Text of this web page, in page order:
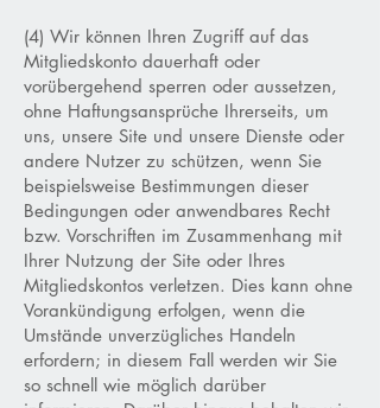
(4) Wir können Ihren Zugriff auf das
Mitgliedskonto dauerhaft oder
vorübergehend sperren oder aussetzen,
ohne Haftungsansprüche Ihrerseits, um
uns, unsere Site und unsere Dienste oder
andere Nutzer zu schützen, wenn Sie
beispielsweise Bestimmungen dieser
Bedingungen oder anwendbares Recht
bzw. Vorschriften im Zusammenhang mit
Ihrer Nutzung der Site oder Ihres
Mitgliedskontos verletzen. Dies kann ohne
Vorankündigung erfolgen, wenn die
Umstände unverzügliches Handeln
erfordern; in diesem Fall werden wir Sie
so schnell wie möglich darüber